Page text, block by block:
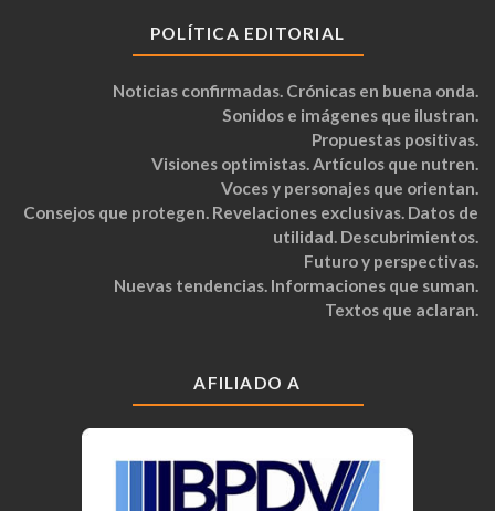
POLÍTICA EDITORIAL
Noticias confirmadas. Crónicas en buena onda.
Sonidos e imágenes que ilustran.
Propuestas positivas.
Visiones optimistas. Artículos que nutren.
Voces y personajes que orientan.
Consejos que protegen. Revelaciones exclusivas. Datos de
utilidad. Descubrimientos.
Futuro y perspectivas.
Nuevas tendencias. Informaciones que suman.
Textos que aclaran.
AFILIADO A